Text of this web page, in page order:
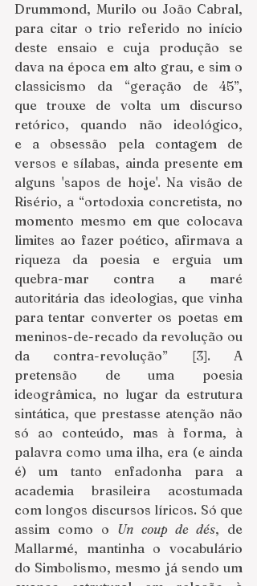
Drummond, Murilo ou João Cabral,
para citar o trio referido no início
deste ensaio e cuja produção se
dava na época em alto grau, e sim o
classicismo da “geração de 45”,
que trouxe de volta um discurso
retórico, quando não ideológico,
e a obsessão pela contagem de
versos e sílabas, ainda presente em
alguns 'sapos de hoje'. Na visão de
Risério, a “ortodoxia concretista, no
momento mesmo em que colocava
limites ao fazer poético, afirmava a
riqueza da poesia e erguia um
quebra-mar contra a maré
autoritária das ideologias, que vinha
para tentar converter os poetas em
meninos-de-recado da revolução ou
da contra-revolução” [3].
A
pretensão de uma poesia
ideogrâmica, no lugar da estrutura
sintática, que prestasse atenção não
só ao conteúdo, mas à forma, à
palavra como uma ilha, era (e ainda
é) um tanto enfadonha para a
academia brasileira acostumada
com longos discursos líricos. Só que
assim como o Un coup de dés, de
Mallarmé, mantinha o vocabulário
do Simbolismo, mesmo já sendo um